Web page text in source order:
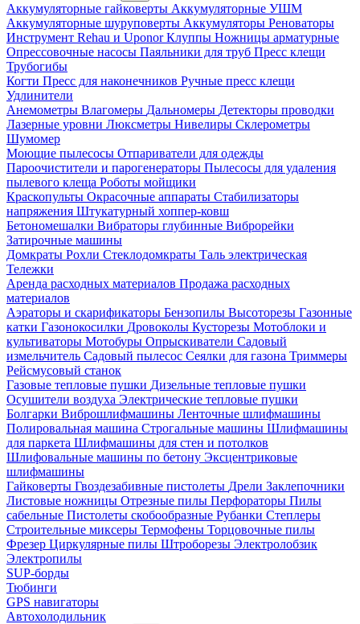
Аккумуляторные гайковерты Аккумуляторные УШМ
Аккумуляторные шуруповерты Аккумуляторы Реноваторы
Инструмент Rehau и UponorКлуппы Ножницы арматурные
Опрессовочные насосы Паяльники для труб Пресс клещи
Трубогибы
Когти Пресс для наконечников Ручные пресс клещи
Удлинители
Анемометры Влагомеры Дальномеры Детекторы проводки
Лазерные уровни Люксметры Нивелиры Склерометры
Шумомер
Моющие пылесосы Отпариватели для одежды
Пароочистители и парогенераторы Пылесосы для удаления
пылевого клеща Роботы мойщики
Краскопульты Окрасочные аппараты Стабилизаторы
напряжения Штукатурный хоппер-ковш
Бетономешалки Вибраторы глубинные Виброрейки
Затирочные машины
Домкраты Рохли Стеклодомкраты Таль электрическая
Тележки
Аренда расходных материалов Продажа расходных
материалов
Аэраторы и скарификаторы Бензопилы Высоторезы Газонные
катки Газонокосилки Дровоколы Кусторезы Мотоблоки и
культиваторы Мотобуры Опрыскиватели Садовый
измельчитель Садовый пылесос Сеялки для газона Триммеры
Рейсмусовый станок
Газовые тепловые пушки Дизельные тепловые пушки
Осушители воздуха Электрические тепловые пушки
Болгарки Виброшлифмашины Ленточные шлифмашины
Полировальная машина Строгальные машины Шлифмашины
для паркета Шлифмашины для стен и потолков
Шлифовальные машины по бетону Эксцентриковые
шлифмашины
Гайковерты Гвоздезабивные пистолеты Дрели Заклепочники
Листовые ножницы Отрезные пилы Перфораторы Пилы
сабельные Пистолеты скобообразные Рубанки Степлеры
Строительные миксеры Термофены Торцовочные пилы
Фрезер Циркулярные пилы Штроборезы Электролобзик
Электропилы
SUP-борды
Тюбинги
GPS навигаторы
Автохолодильник